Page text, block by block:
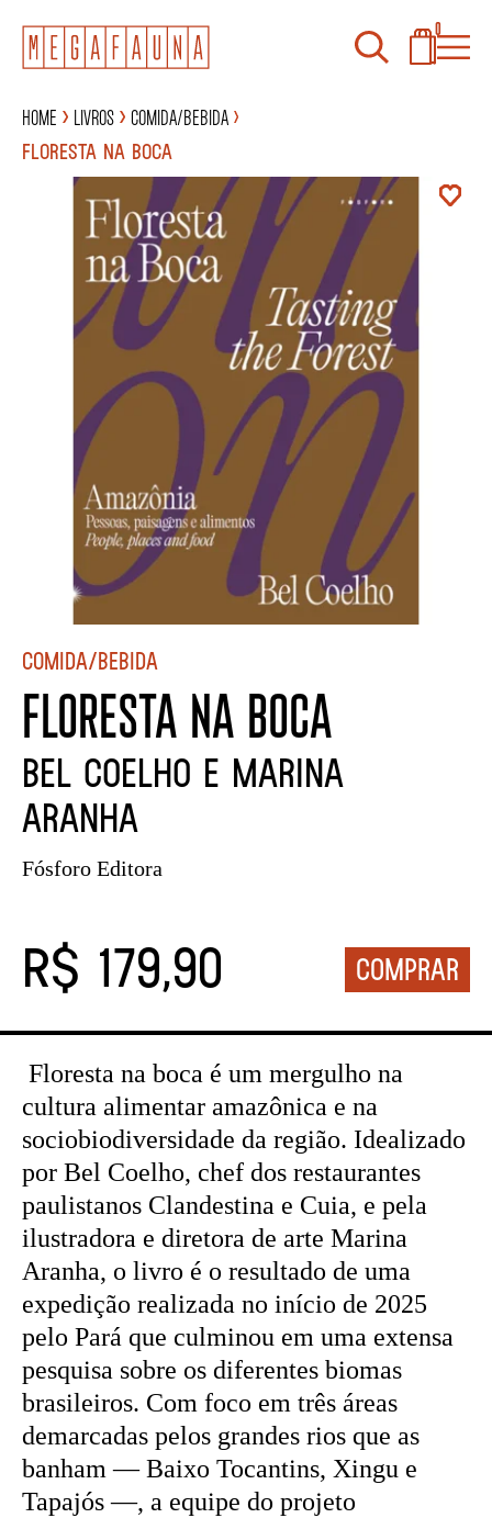
0
Home Livros
Comida/Bebida
FLORESTA NA BOCA
Comida/Bebida
FLORESTA NA BOCA
Bel Coelho e Marina
Aranha
Fósforo Editora
R$ 179,90
Floresta na boca é um mergulho na
cultura alimentar amazônica e na
sociobiodiversidade da região. Idealizado
por Bel Coelho, chef dos restaurantes
paulistanos Clandestina e Cuia, e pela
ilustradora e diretora de arte Marina
Aranha, o livro é o resultado de uma
expedição realizada no início de 2025
pelo Pará que culminou em uma extensa
pesquisa sobre os diferentes biomas
brasileiros. Com foco em três áreas
demarcadas pelos grandes rios que as
banham — Baixo Tocantins, Xingu e
Tapajós —, a equipe do projeto